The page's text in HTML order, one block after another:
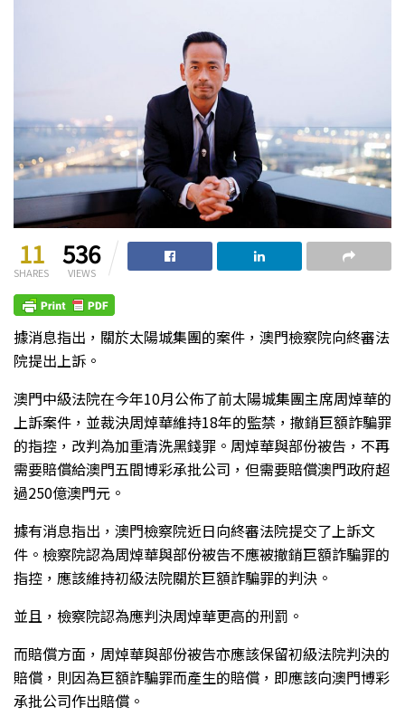
11
SHARES
536
VIEWS
據消息指出，關於太陽城集團的案件，澳門檢察院向終審法
院提出上訴。
澳門中級法院在今年10月公佈了前太陽城集團主席周焯華的
上訴案件，並裁決周焯華維持18年的監禁，撤銷巨額詐騙罪
的指控，改判為加重清洗黑錢罪。周焯華與部份被告，不再
需要賠償給澳門五間博彩承批公司，但需要賠償澳門政府超
過250億澳門元。
據有消息指出，澳門檢察院近日向終審法院提交了上訴文
件。檢察院認為周焯華與部份被告不應被撤銷巨額詐騙罪的
指控，應該維持初級法院關於巨額詐騙罪的判決。
並且，檢察院認為應判決周焯華更高的刑罰。
而賠償方面，周焯華與部份被告亦應該保留初級法院判決的
賠償，則因為巨額詐騙罪而產生的賠償，即應該向澳門博彩
承批公司作出賠償。